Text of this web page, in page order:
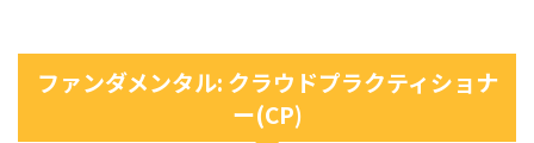
ファンダメンタル: クラウドプラクティショナ
ー(CP)